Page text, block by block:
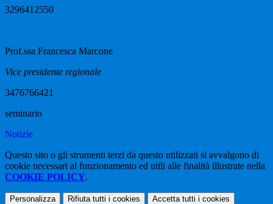
3296412550
Prof.ssa Francesca Marcone
Vice presidente regionale
3476766421
seminario
Notizie
Questo sito o gli strumenti terzi da questo utilizzati si avvalgono di
cookie necessari al funzionamento ed utili alle finalità illustrate nella
COOKIE POLICY.
Personalizza Rifiuta tutti i cookies Accetta tutti i cookies